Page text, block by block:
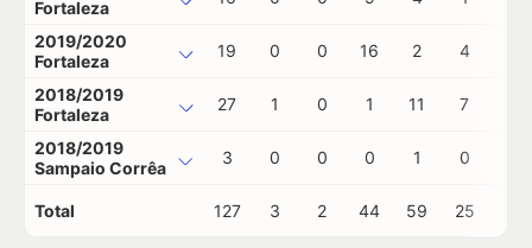
Fortaleza
2019/2020
Fortaleza
19 0 0 16 2 4
2018/2019
Fortaleza
27 1 0 1 11 7
2018/2019
Sampaio Corrêa
3 0 0 0 1 0
Total 127 3 2 44 59 25